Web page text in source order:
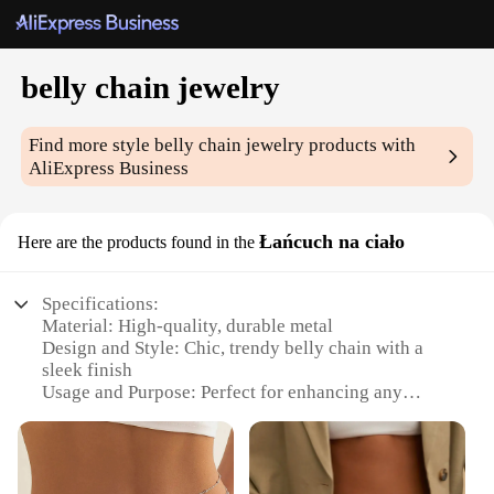
belly chain jewelry
Find more stylebelly chain jewelry products with
AliExpress Business
Here are the products found in the Łańcuch na ciało
Specifications:
Material: High-quality, durable metal
Design and Style: Chic, trendy belly chain with a
sleek finish
Usage and Purpose: Perfect for enhancing any
Typical Adaptive Scenario: Versatile for various
occasions, from beach outings to parties
Shape or Size or Weight or Quantity: Available in